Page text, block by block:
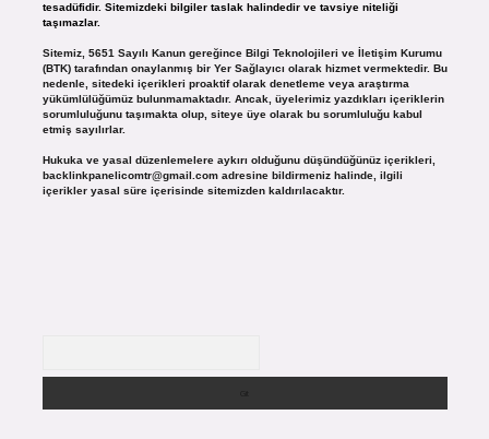
tesadüfidir. Sitemizdeki bilgiler taslak halindedir ve tavsiye niteliği
taşımazlar.
Sitemiz, 5651 Sayılı Kanun gereğince Bilgi Teknolojileri ve İletişim Kurumu
(BTK) tarafından onaylanmış bir Yer Sağlayıcı olarak hizmet vermektedir. Bu
nedenle, sitedeki içerikleri proaktif olarak denetleme veya araştırma
yükümlülüğümüz bulunmamaktadır. Ancak, üyelerimiz yazdıkları içeriklerin
sorumluluğunu taşımakta olup, siteye üye olarak bu sorumluluğu kabul
etmiş sayılırlar.
Hukuka ve yasal düzenlemelere aykırı olduğunu düşündüğünüz içerikleri,
backlinkpanelicomtr@gmail.comadresine bildirmeniz halinde, ilgili
içerikler yasal süre içerisinde sitemizden kaldırılacaktır.